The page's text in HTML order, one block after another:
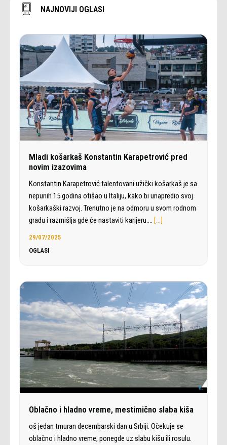
NAJNOVIJI OGLASI
Mladi košarkaš Konstantin Karapetrović pred
novim izazovima
Konstantin Karapetrović talentovani užički košarkaš je sa
nepunih 15 godina otišao u Italiju, kako bi unapredio svoj
košarkaški razvoj. Trenutno je na odmoru u svom rodnom
gradu i razmišlja gde će nastaviti karijeru.… […]
29/07/2025
OGLASI
Oblačno i hladno vreme, mestimično slaba kiša
oš jedan tmuran decembarski dan u Srbiji. Očekuje se
oblačno i hladno vreme, ponegde uz slabu kišu ili rosulu.